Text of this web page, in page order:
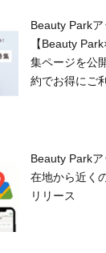
Beauty Park
【Beauty
集ページを公
約でお得にご
Beauty Park
在地から近く
リリース